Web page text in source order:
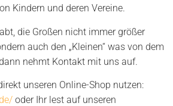
Kindern und deren Vereine.
die Großen nicht immer größer
auch den „Kleinen“ was von dem
nehmt Kontakt mit uns auf.
unseren Online-Shop nutzen:
oder Ihr lest auf unseren